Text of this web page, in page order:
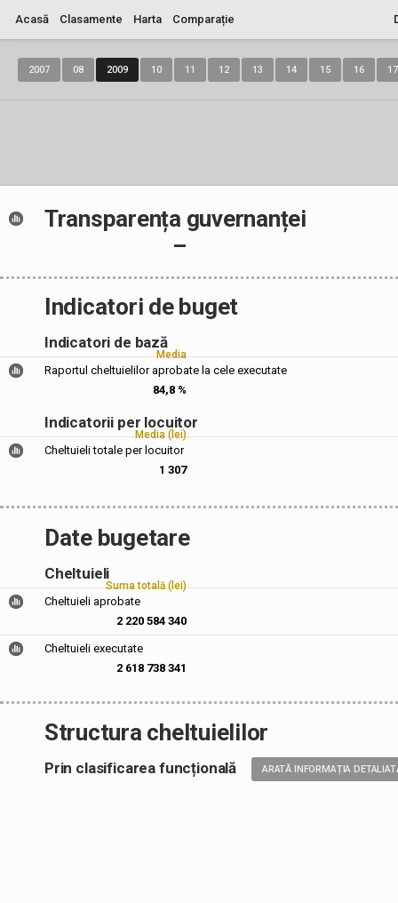
Acasă Clasamente Harta Comparație
2007 08 2009 10 11 12 13 14 15 16 17
Transparența guvernanței
–
Indicatori de buget
Indicatori de bază
Media
Raportul cheltuielilor aprobate la cele executate
84,8 %
Indicatorii per locuitor
Media (lei)
Cheltuieli totale per locuitor
1 307
Date bugetare
Cheltuieli
Suma totală (lei)
Cheltuieli aprobate
2 220 584 340
Cheltuieli executate
2 618 738 341
Structura cheltuielilor
Prin clasificarea funcțională ARATĂ INFORMAȚIA